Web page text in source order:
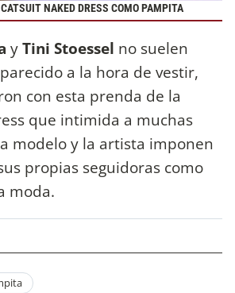
NAKED DRESS COMO PAMPITA
yTini Stoessel no suelen
a la hora de vestir,
con esta prenda de la
que intimida a muchas
modelo y la artista imponen
propias seguidoras como
moda.